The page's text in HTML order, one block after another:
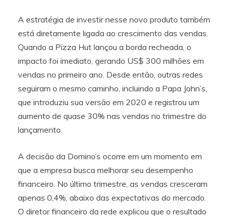
A estratégia de investir nesse novo produto também
está diretamente ligada ao crescimento das vendas.
Quando a Pizza Hut lançou a borda recheada, o
impacto foi imediato, gerando US$ 300 milhões em
vendas no primeiro ano. Desde então, outras redes
seguiram o mesmo caminho, incluindo a Papa John’s,
que introduziu sua versão em 2020 e registrou um
aumento de quase 30% nas vendas no trimestre do
lançamento.
A decisão da Domino’s ocorre em um momento em
que a empresa busca melhorar seu desempenho
financeiro. No último trimestre, as vendas cresceram
apenas 0,4%, abaixo das expectativas do mercado.
O diretor financeiro da rede explicou que o resultado